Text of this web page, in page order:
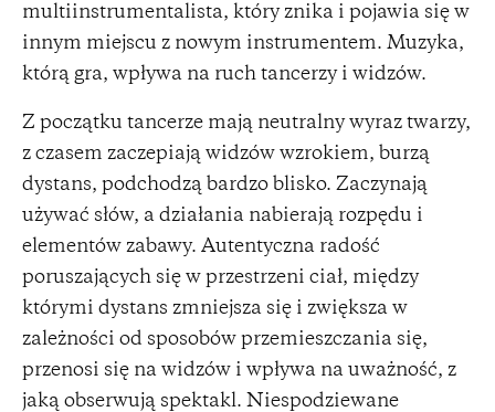
multiinstrumentalista, który znika i pojawia się w
innym miejscu z nowym instrumentem. Muzyka,
którą gra, wpływa na ruch tancerzy i widzów.
Z początku tancerze mają neutralny wyraz twarzy,
z czasem zaczepiają widzów wzrokiem, burzą
dystans, podchodzą bardzo blisko. Zaczynają
używać słów, a działania nabierają rozpędu i
elementów zabawy. Autentyczna radość
poruszających się w przestrzeni ciał, między
którymi dystans zmniejsza się i zwiększa w
zależności od sposobów przemieszczania się,
przenosi się na widzów i wpływa na uważność, z
jaką obserwują spektakl. Niespodziewane